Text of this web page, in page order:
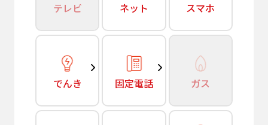
テレビ ネット スマホ
でんき 固定電話 ガス